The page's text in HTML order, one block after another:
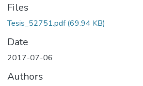
Files
Tesis_52751.pdf(69.94 KB)
Date
2017-07-06
Authors